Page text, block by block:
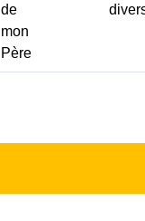
de
mon
Père